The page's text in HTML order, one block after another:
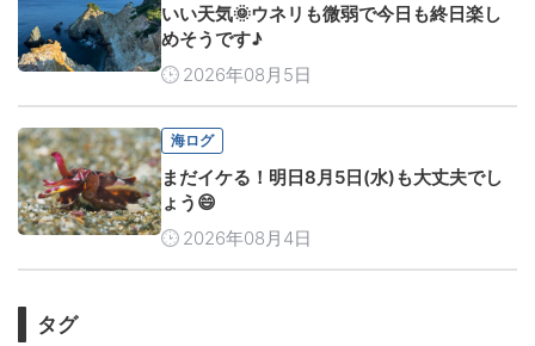
いい天気🌞ウネリも微弱で今日も終日楽し
めそうです♪
2026年08月5日
海ログ
まだイケる！明日8月5日(水)も大丈夫でし
ょう😄
2026年08月4日
タグ